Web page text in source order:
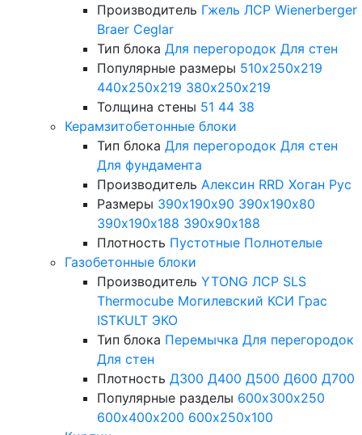
Производитель Гжель ЛСР Wienerberger
Braer Ceglar
Тип блока Для перегородок Для стен
Популярные размеры 510х250х219
440х250х219 380х250х219
Толщина стены 51 44 38
Керамзитобетонные блоки
Тип блока Для перегородок Для стен
Для фундамента
Производитель Алексин RRD Хоган Рус
Размеры 390х190х90 390х190х80
390х190х188 390х90х188
Плотность Пустотные Полнотелые
Газобетонные блоки
Производитель YTONG ЛСР SLS
Thermocube Могилевский КСИ Грас
ISTKULT ЭКО
Тип блока Перемычка Для перегородок
Для стен
Плотность Д300 Д400 Д500 Д600 Д700
Популярные разделы 600х300х250
600х400х200 600х250х100